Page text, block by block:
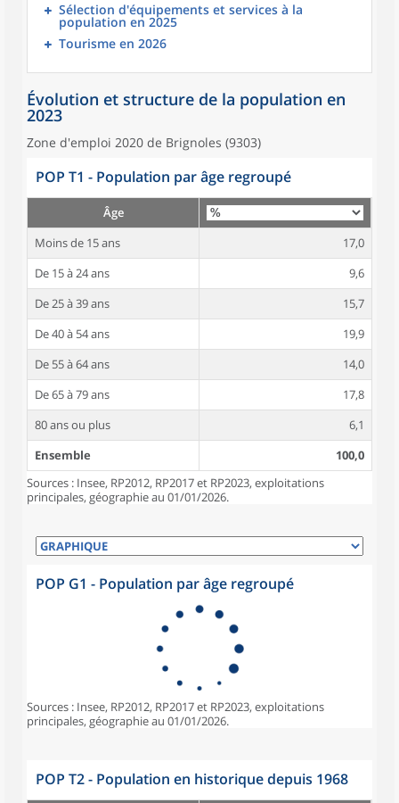
Sélection d'équipements et services à la
population en 2025
Tourisme en 2026
Évolution et structure de la population en
2023
Zone d'emploi 2020 de Brignoles (9303)
POP T1 - Population par âge regroupé
Âge
Moins de 15 ans
17,0
De 15 à 24 ans
9,6
De 25 à 39 ans
15,7
De 40 à 54 ans
19,9
De 55 à 64 ans
14,0
De 65 à 79 ans
17,8
80 ans ou plus
6,1
Ensemble
100,0
Sources : Insee, RP2012, RP2017 et RP2023, exploitations
principales, géographie au 01/01/2026.
POP G1 - Population par âge regroupé
Sources : Insee, RP2012, RP2017 et RP2023, exploitations
principales, géographie au 01/01/2026.
POP T2 - Population en historique depuis 1968